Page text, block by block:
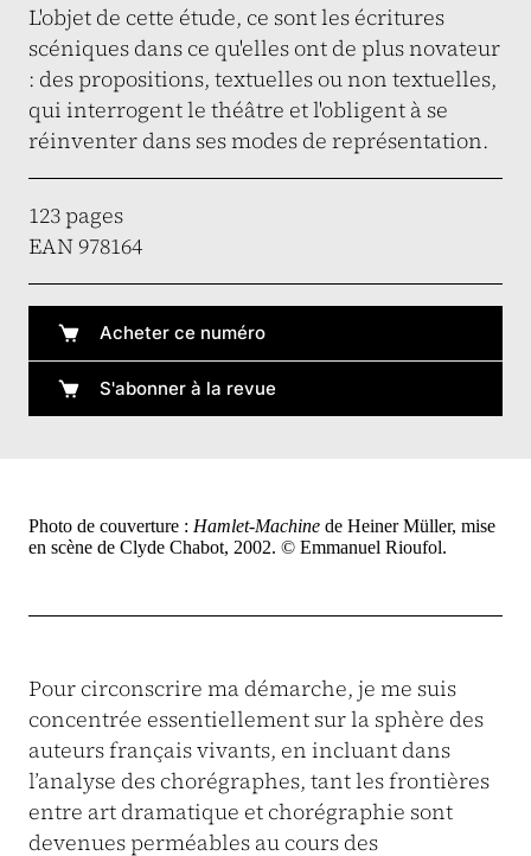
L'objet de cette étude, ce sont les écritures
scéniques dans ce qu'elles ont de plus novateur
: des propositions, textuelles ou non textuelles,
qui interrogent le théâtre et l'obligent à se
réinventer dans ses modes de représentation.
123 pages
EAN 978164
Acheter ce numéro
S'abonner à la revue
Photo de couverture : Hamlet-Machine de Heiner Müller, mise
en scène de Clyde Chabot, 2002. © Emmanuel Rioufol.
Pour circonscrire ma démarche, je me suis
concentrée essentiellement sur la sphère des
auteurs français vivants, en incluant dans
l’analyse des chorégraphes, tant les frontières
entre art dramatique et chorégraphie sont
devenues perméables au cours des